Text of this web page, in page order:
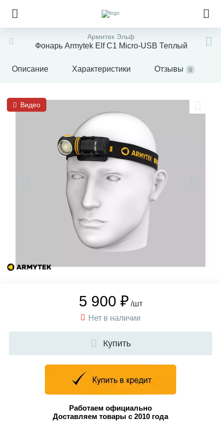
Армитек Эльф
Фонарь Armytek Elf C1 Micro-USB Теплый
Описание Характеристики Отзывы 0
Видео
5 900 ₽ /шт
Нет в наличии
Купить
Работаем официально
Доставляем товары с 2010 года